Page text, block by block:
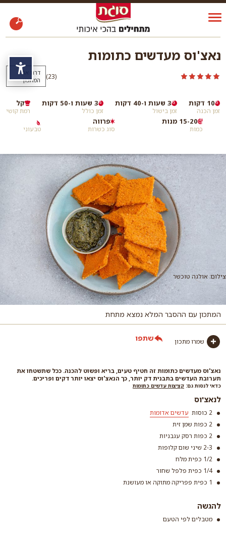
נאצ'וס מעדשים כתומות
(23
)
דרגו את
המתכון
זמן הכנה
10 דקות
זמן בישול
3 שעות ו-40 דקות
זמן כולל
3 שעות ו-50 דקות
רמת קושי
קל
כמות
15-20 מנות
סוג כשרות
פרווה
טבעוני
צילום: אולגה טוכשר
המתכון עם ההסבר המלא נמצא מתחת
שמרו מתכון שתפו
נאצ'וס מעדשים כתומות זה חטיף טעים, בריא ופשוט להכנה. ככל שתשטחו את
תערובת העדשים בתבנית דק יותר, כך הנאצ'וס יצאו יותר דקים ופריכים.
כדאי לנסות גם: קציצות עדשים כתומות
לנאצ'וס
2 כוסות עדשים אדומות
עדשים אדומות
2 כפות שמן זית
2 כפות רסק עגבניות
2-3 שיני שום קלופות
1/2 כפית מלח
1/4 כפית פלפל שחור
1 כפית פפריקה מתוקה או מעושנת
להגשה
מטבלים לפי הטעם